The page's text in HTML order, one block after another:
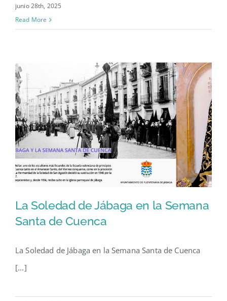
junio 28th, 2025
Read More
La Soledad de Jábaga en la
La Soledad de Jábaga en la Semana
Santa de Cuenca
La Soledad de Jábaga en la Semana Santa de Cuenca
[...]